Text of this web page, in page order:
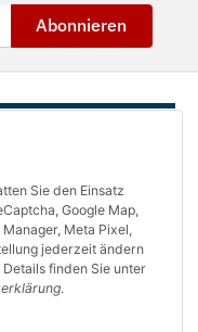
Sie den Einsatz
Google Map,
Meta Pixel,
jederzeit ändern
finden Sie unter
.
Abonnieren